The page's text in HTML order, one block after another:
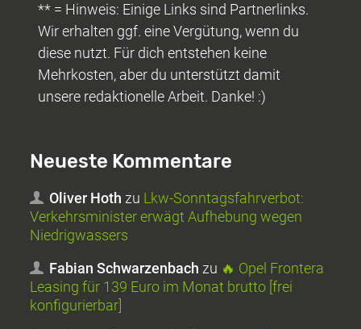
** = Hinweis: Einige Links sind Partnerlinks.
Wir erhalten ggf. eine Vergütung, wenn du
diese nutzt. Für dich entstehen keine
Mehrkosten, aber du unterstützt damit
unsere redaktionelle Arbeit. Danke! :)
Neueste Kommentare
Oliver Hoth zu Lkw-Sonntagsfahrverbot:
Verkehrsminister erwägt Aufhebung wegen
Niedrigwassers
Fabian Schwarzenbach zu 🔥 Opel Frontera
Leasing für 139 Euro im Monat brutto [frei
konfigurierbar]